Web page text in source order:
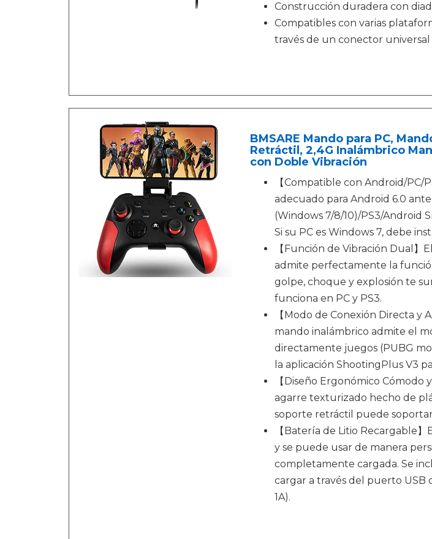
Construcción duradera con
Compatibles con varias
través de un conector universal
BMSARE Mando para PC,
Retráctil, 2,4G Inalámbrico
con Doble Vibración
【Compatible con Android/PC/
adecuado para Android 6.0
(Windows 7/8/10)/PS3/Android
Si su PC es Windows 7, debe
【Función de Vibración Dual
admite perfectamente la
golpe, choque y explosión te
funciona en PC y PS3.
【Modo de Conexión Directa y
mando inalámbrico admite el
directamente juegos (PUBG
la aplicación ShootingPlus V3
【Diseño Ergonómico
agarre texturizado hecho de
soporte retráctil puede
【Batería de Litio Recargable
y se puede usar de manera
completamente cargada. Se
cargar a través del puerto USB
1A).